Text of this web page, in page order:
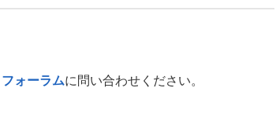
フォーラムに問い合わせください。